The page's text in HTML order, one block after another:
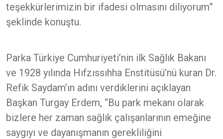
teşekkürlerimizin bir ifadesi olmasını diliyorum”
şeklinde konuştu.
Parka Türkiye Cumhuriyeti’nin ilk Sağlık Bakanı
ve 1928 yılında Hıfzıssıhha Enstitüsü’nü kuran Dr.
Refik Saydam’ın adını verdiklerini açıklayan
Başkan Turgay Erdem, “Bu park mekanı olarak
bizlere her zaman sağlık çalışanlarının emeğine
saygıyı ve dayanışmanın gerekliliğini